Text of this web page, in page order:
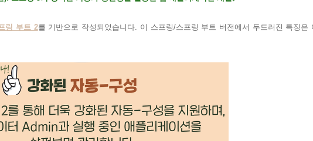
링 부트 2를 기반으로 작성되었습니다. 이 스프링/스프링 부트 버전에서 두드러진 특징은